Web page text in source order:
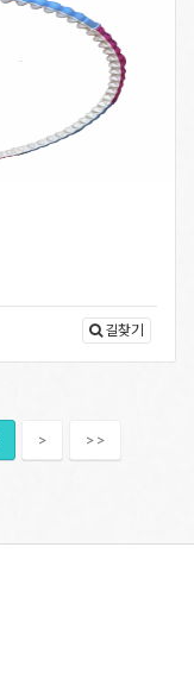
길찾기
> >>